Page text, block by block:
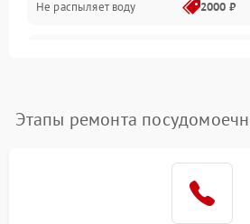
Не распыляет воду 2000 ₽
воды
1800 ₽
Этапы ремонта